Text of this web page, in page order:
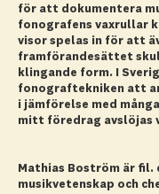
för att dokumentera
fonografens vaxrullar
visor spelas in för att
framförandesättet
klingande form. I
fonograftekniken att
i jämförelse med
mitt föredrag avslöjas
Mathias Boström är fil.
musikvetenskap och